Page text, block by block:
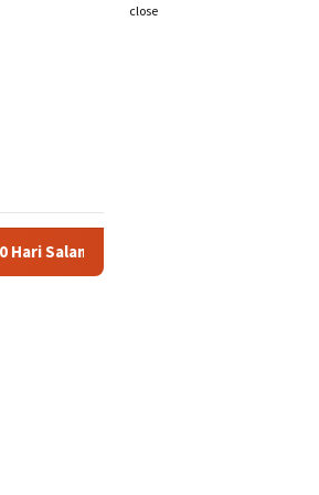
close
Travel – Promo 2025/2026 Harga Rp 27